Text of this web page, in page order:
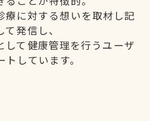
療に対する想いを取材し記
て発信し、
して健康管理を行うユーザ
しています。